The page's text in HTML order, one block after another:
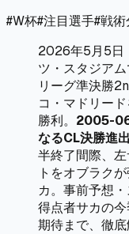
#W杯#注目選手#戦術
2026年5月5日
ツ・スタジア
リーグ準決勝
コ・マドリー
勝利。 2005-
なるCL決勝進出
半終了間際、
トをオブラク
カ。事前予想
得点者サカの
期待まで、徹底